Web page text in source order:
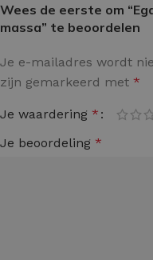
Wees de eerste om
massa” te beoordelen
Je e-mailadres wordt
zijn gemarkeerd met *
Je waardering *
Je beoordeling *